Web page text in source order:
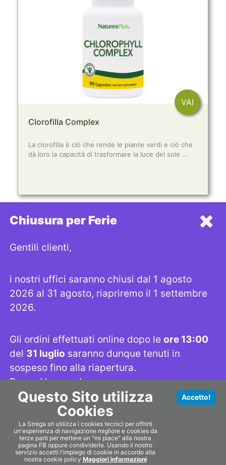
VAI
Clorofilla Complex
La clorofilla è ciò che rende le piante verdi e ciò che
dà loro la capacità di trasformare la luce del sole ...
Chiusura per Ferie
Gentili clienti,
i nostri uffici saranno chiusi dal 1 agosto
2026 al 31 agosto, riapriremo il 1 settembre
2026.
Gli ordini effettuati online dopo le ore 13:00
del 31 luglio saranno dunque tenuti in
sospeso fino alla riapertura.
Buone Vacanze!
Se proprio non riuscite a fare a meno dei
nostri prodotti cliccatequiper avere l'elenco
dei nostri rivenditori!
Telefono: +3906632192
Email: strega@lastrega.com
Seguici su
LINK UTILI
SHOP
PRODOTTI
DOWNLOADS
INFORMATIVA PRIVACY
INFORMATIVA COOKIES
SITEMAP
Questo Sito utilizza
Cookies
La Strega srl utilizza i cookies tecnici per offrirti
un'esperienza di navigazione migliore e cookies da
terze parti per mettere un "mi piace" alla nostra
pagina FB oppure condividerla. Usando il nostro
servizio accetti l'impiego di cookie in accordo alla
nostra cookie policy Maggiori informazioni
Accetto!